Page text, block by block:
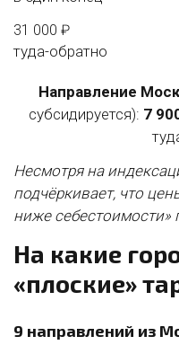
31 000 ₽
туда-обратно
Направление
субсидируется): 7
Несмотря на
подчёркивает, что
ниже себестоимости»
На какие
«плоские»
9 направлений из